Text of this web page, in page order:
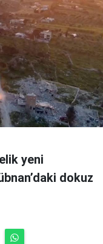
yeni
dokuz